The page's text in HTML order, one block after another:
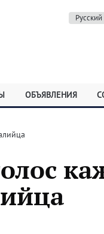
Русский
ОБЪЯВЛЕНИЯ